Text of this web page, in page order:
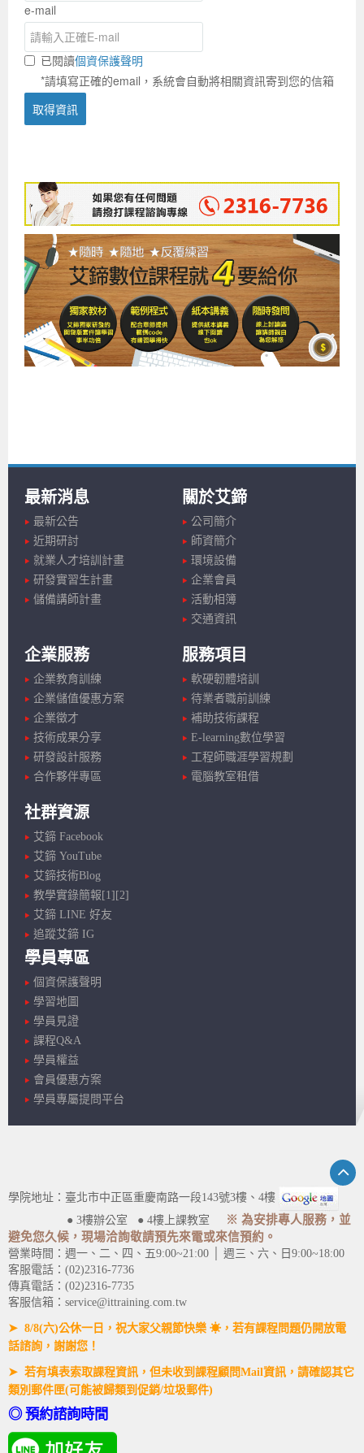
e-mail
已閱讀個資保護聲明
*請填寫正確的email，系統會自動將相關資訊寄到您的信箱
取得資訊
最新消息
最新公告
近期研討
就業人才培訓計畫
研發實習生計畫
儲備講師計畫
關於艾鍗
公司簡介
師資簡介
環境設備
企業會員
活動相簿
交通資訊
企業服務
企業教育訓練
企業儲值優惠方案
企業徵才
技術成果分享
研發設計服務
合作夥伴專區
服務項目
軟硬韌體培訓
待業者職前訓練
補助技術課程
E-learning數位學習
工程師職涯學習規劃
電腦教室租借
社群資源
艾鍗 Facebook
艾鍗 YouTube
艾鍗技術Blog
教學實錄簡報[1] [2]
艾鍗 LINE 好友
追蹤艾鍗 IG
學員專區
個資保護聲明
學習地圖
學員見證
課程Q&A
學員權益
會員優惠方案
學員專屬提問平台
學院地址：臺北市中正區重慶南路一段143號3樓、4樓
● 3樓辦公室 ● 4樓上課教室
※ 為安排專人服務，並
避免您久候，現場洽詢敬請預先來電或來信預約。
營業時間：週一、二、四、五9:00~21:00 │ 週三、六、日9:00~18:00
客服電話：(02)2316-7736
傳真電話：(02)2316-7735
客服信箱：service@ittraining.com.tw
➤ 8/8(六)公休一日，祝大家父親節快樂 ☀，若有課程問題仍開放電
話諮詢，謝謝您！
➤ 若有填表索取課程資訊，但未收到課程顧問Mail資訊，請確認其它
類別郵件匣(可能被歸類到促銷/垃圾郵件)
◎ 預約諮詢時間